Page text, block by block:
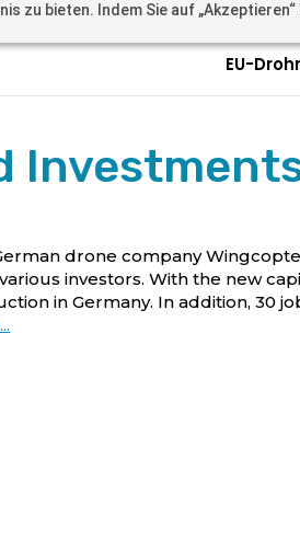
zu bieten. Indem Sie aufQuestions? Call
EU-
drone company
investors. With the new
in Germany. In addition, 30